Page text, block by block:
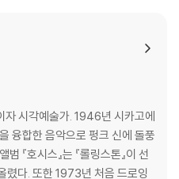
자 시각예술가. 1946년 시카고에
융합한 음악으로 펑크 신에 돌풍
『호시스』는 『롤링스톤』이 선
렸다. 또한 1973년 처음 드로잉